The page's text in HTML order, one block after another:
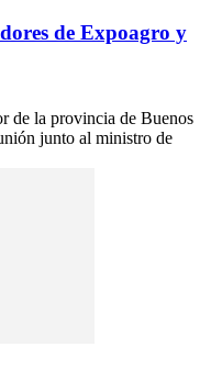
de Expoagro y
de la provincia de Buenos
junto al ministro de